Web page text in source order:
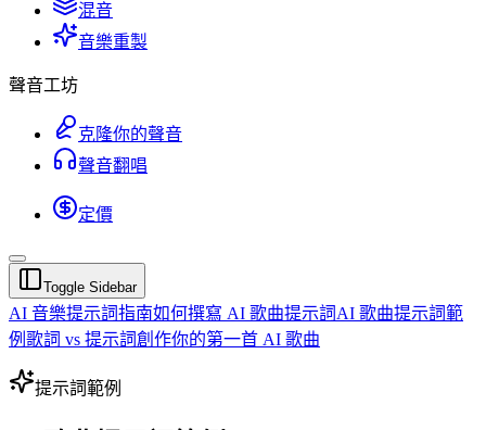
混音
音樂重製
聲音工坊
克隆你的聲音
聲音翻唱
定價
Toggle Sidebar
AI 音樂提示詞指南如何撰寫 AI 歌曲提示詞 AI 歌曲提示詞範
例 歌詞 vs 提示詞創作你的第一首 AI 歌曲
提示詞範例